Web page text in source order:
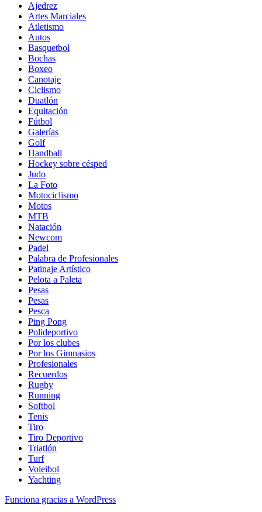
Ajedrez
Artes Marciales
Atletismo
Autos
Basquetbol
Bochas
Boxeo
Canotaje
Ciclismo
Duatlón
Equitación
Fútbol
Galerías
Golf
Handball
Hockey sobre césped
Judo
La Foto
Motociclismo
Motos
MTB
Natación
Newcom
Padel
Palabra de Profesionales
Patinaje Artístico
Pelota a Paleta
Pesas
Pesas
Pesca
Ping Pong
Polideportivo
Por los clubes
Por los Gimnasios
Profesionales
Recuerdos
Rugby
Running
Softbol
Tenis
Tiro
Tiro Deportivo
Triatlón
Turf
Voleibol
Yachting
Funciona gracias a WordPress